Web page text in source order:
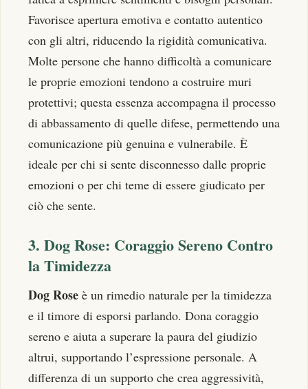
Favorisce apertura emotiva e contatto autentico
con gli altri, riducendo la rigidità comunicativa.
Molte persone che hanno difficoltà a comunicare
le proprie emozioni tendono a costruire muri
protettivi; questa essenza accompagna il processo
di abbassamento di quelle difese, permettendo una
comunicazione più genuina e vulnerabile. È
ideale per chi si sente disconnesso dalle proprie
emozioni o per chi teme di essere giudicato per
ciò che sente.
3. Dog Rose: Coraggio Sereno Contro
la Timidezza
Dog Rose è un rimedio naturale per la timidezza
e il timore di esporsi parlando. Dona coraggio
sereno e aiuta a superare la paura del giudizio
altrui, supportando l’espressione personale. A
differenza di un supporto che crea aggressività,